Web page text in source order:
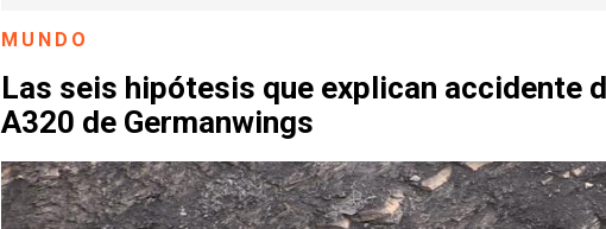
MUNDO
Las seis hipótesis que explican accidente
A320 de Germanwings